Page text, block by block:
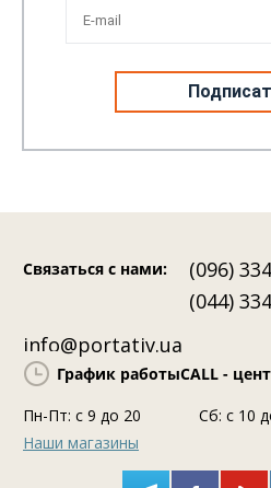
2
геймерському форматі
Связаться с нами:
(096)
(044)
info@portativ.ua
График работыCALL -
Пн-Пт: c 9 до 20
Сб: с 10
Наши магазины